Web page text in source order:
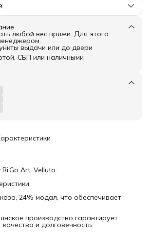
любой вес пряжи. Для этого
выдачи или до двери
СБП или наличными
Art. Velluto:
24% модал, что обеспечивает
производство гарантирует
и долговечность.